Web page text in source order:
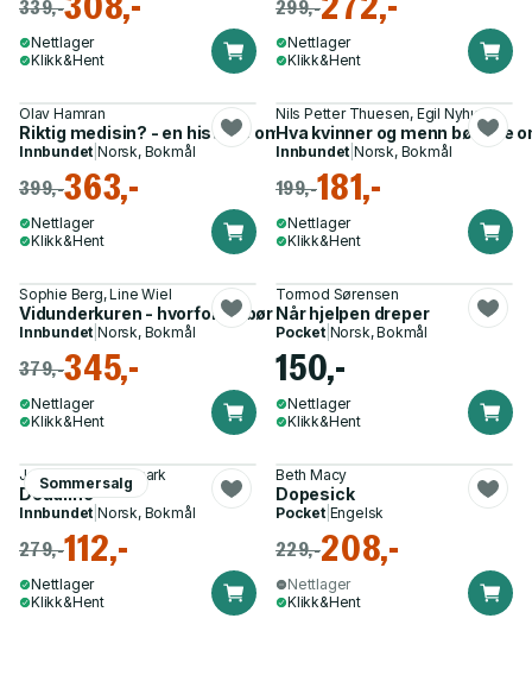
339,-
Nettlager
Klikk&Hent
299,-
Nettlager
Klikk&Hent
Olav Hamran
Riktig medisin? - en historie om apotekvesenet
Innbundet |Norsk, Bokmål
399,-363,-
Nettlager
Klikk&Hent
Nils Petter Thuesen, Egil Nyhus
Hva kvinner og menn bør vite
Innbundet |Norsk, Bokmål
199,-181,-
Nettlager
Klikk&Hent
Sophie Berg, Line Wiel
Vidunderkuren - hvorfor du bør elske og frykte antibiotika
Innbundet |Norsk, Bokmål
379,-345,-
Nettlager
Klikk&Hent
Tormod Sørensen
Når hjelpen dreper
Pocket| Norsk, Bokmål
150,-
Nettlager
Klikk&Hent
Sommersalg
Jostein H. Sandsmark
Deadline
Innbundet |Norsk, Bokmål
279,-112,-
Nettlager
Klikk&Hent
Beth Macy
Dopesick
Pocket| Engelsk
229,-208,-
Nettlager
Klikk&Hent